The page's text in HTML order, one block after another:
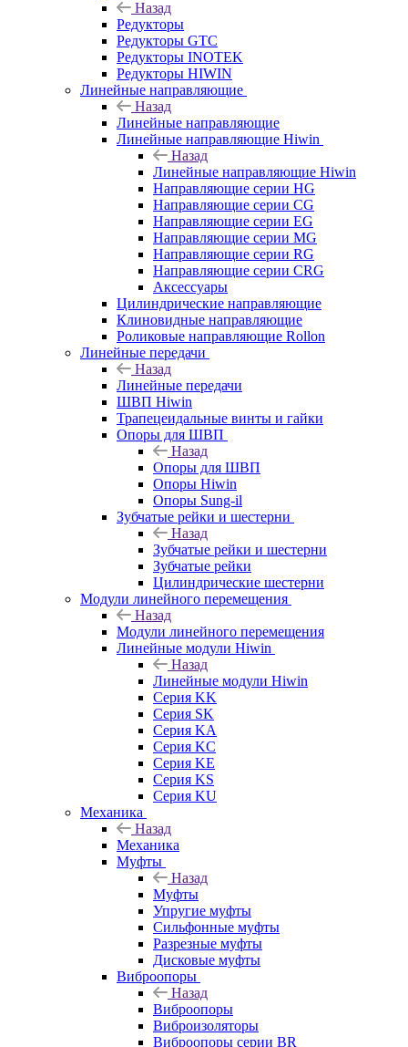
Назад
Редукторы
Редукторы GTC
Редукторы INOTEK
Редукторы HIWIN
Линейные направляющие
Назад
Линейные направляющие
Линейные направляющие Hiwin
Назад
Линейные направляющие Hiwin
Направляющие серии HG
Направляющие серии CG
Направляющие серии EG
Направляющие серии MG
Направляющие серии RG
Направляющие серии CRG
Аксессуары
Цилиндрические направляющие
Клиновидные направляющие
Роликовые направляющие Rollon
Линейные передачи
Назад
Линейные передачи
ШВП Hiwin
Трапецеидальные винты и гайки
Опоры для ШВП
Назад
Опоры для ШВП
Опоры Hiwin
Опоры Sung-il
Зубчатые рейки и шестерни
Назад
Зубчатые рейки и шестерни
Зубчатые рейки
Цилиндрические шестерни
Модули линейного перемещения
Назад
Модули линейного перемещения
Линейные модули Hiwin
Назад
Линейные модули Hiwin
Серия KK
Серия SK
Серия KA
Серия KC
Серия KE
Серия KS
Серия KU
Механика
Назад
Механика
Муфты
Назад
Муфты
Упругие муфты
Сильфонные муфты
Разрезные муфты
Дисковые муфты
Виброопоры
Назад
Виброопоры
Виброизоляторы
Виброопоры серии BR